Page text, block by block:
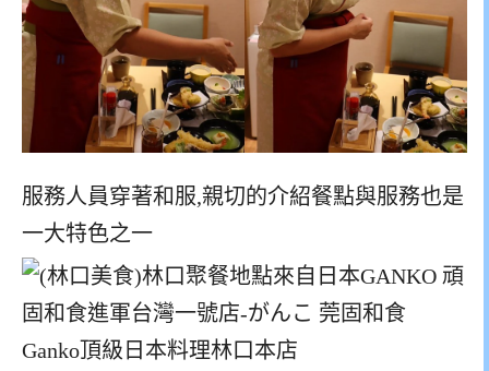
服務人員穿著和服,親切的介紹餐點與服務也是
一大特色之一